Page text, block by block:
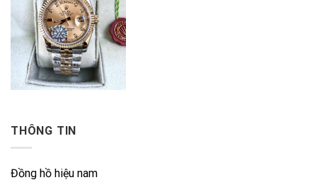
THÔNG TIN
Đồng hồ hiệu nam